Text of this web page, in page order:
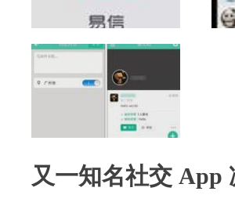
又一知名社交 App